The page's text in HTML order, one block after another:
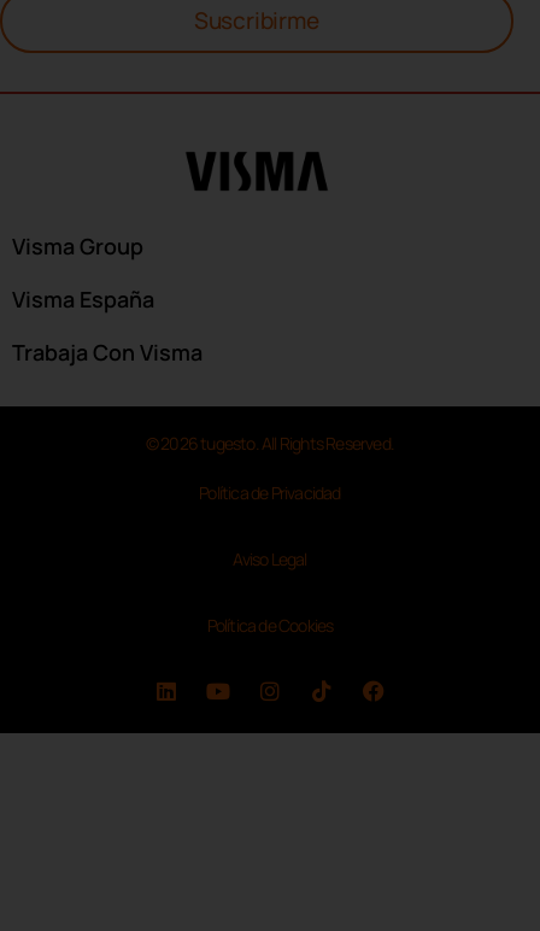
Suscribirme
Visma Group
Visma España
Trabaja Con Visma
© 2026 tugesto. All Rights Reserved.
Política de Privacidad
Aviso Legal
Política de Cookies